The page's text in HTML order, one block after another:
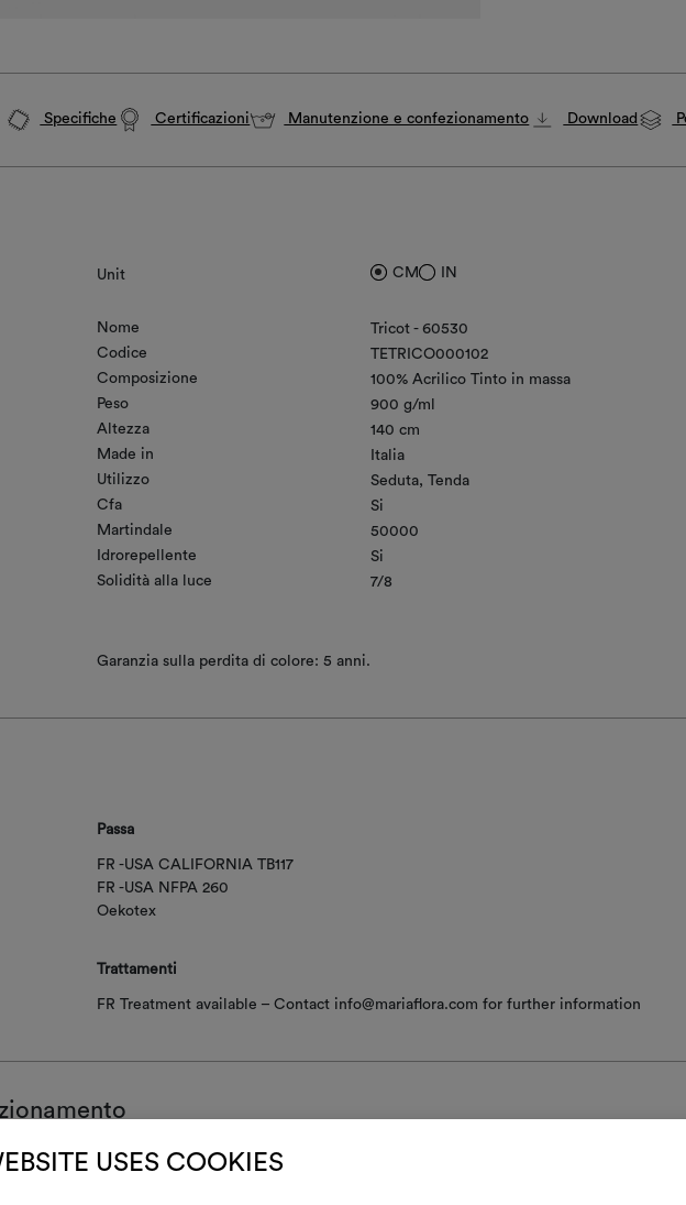
USES COOKIES
Specifiche Certificazioni Manutenzione e confezionamento Download
Unit CM IN
Nome
Tricot - 60530
Codice
TETRICO000102
Composizione
100% Acrilico Tinto in massa
Peso
900 g/ml
Altezza
140 cm
Made in
Italia
Utilizzo
Seduta Tenda
Cfa
Si
Martindale
50000
Idrorepellente
Si
Solidità alla luce
7/8
Garanzia sulla perdita di colore: 5 anni.
Passa
FR -USA CALIFORNIA TB117
FR -USA NFPA 260
Oekotex
Trattamenti
FR Treatment available – Contact info@mariaflora.com for further information